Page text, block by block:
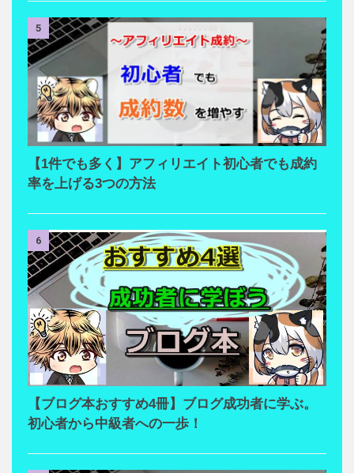
5
【1件でも多く】アフィリエイト初心者でも成約
率を上げる3つの方法
6
【ブログ本おすすめ4冊】ブログ成功者に学ぶ。
初心者から中級者への一歩！